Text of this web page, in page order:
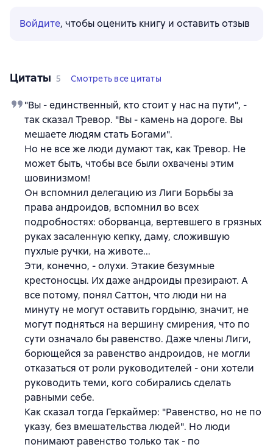
Войдите, чтобы оценить книгу и оставить отзыв
Цитаты 5 Смотреть все цитаты
"Вы - единственный, кто стоит у нас на пути", -
так сказал Тревор. "Вы - камень на дороге. Вы
мешаете людям стать Богами".
Но не все же люди думают так, как Тревор. Не
может быть, чтобы все были охвачены этим
шовинизмом!
Он вспомнил делегацию из Лиги Борьбы за
права андроидов, вспомнил во всех
подробностях: оборванца, вертевшего в грязных
руках засаленную кепку, даму, сложившую
пухлые ручки, на животе...
Эти, конечно, - олухи. Этакие безумные
крестоносцы. Их даже андроиды презирают. А
все потому, понял Саттон, что люди ни на
минуту не могут оставить гордыню, значит, не
могут подняться на вершину смирения, что по
сути означало бы равенство. Даже члены Лиги,
борющейся за равенство андроидов, не могли
отказаться от роли руководителей - они хотели
руководить теми, кого собирались сделать
равными себе.
Как сказал тогда Геркаймер: "Равенство, но не по
указу, без вмешательства людей". Но люди
понимают равенство только так - по